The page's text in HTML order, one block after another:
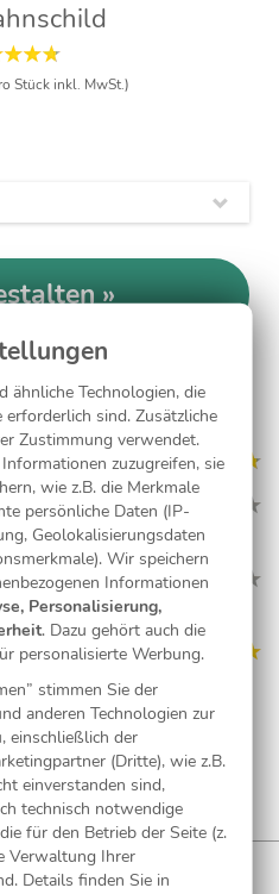
Stück inkl. MwSt.)
NEWSLETTER
ähnliche Technologien, die
sind. Zusätzliche
Zustimmung verwendet.
zuzugreifen, sie
wie z.B. die Merkmale
persönliche Daten (IP-
Geolokalisierungsdaten
Wir speichern
Informationen
Personalisierung,
. Dazu gehört auch die
personalisierte Werbung.
stimmen Sie der
anderen Technologien zur
einschließlich der
(Dritte), wie z.B.
einverstanden sind,
technisch notwendige
für den Betrieb der Seite (z.
Verwaltung Ihrer
Details finden Sie in